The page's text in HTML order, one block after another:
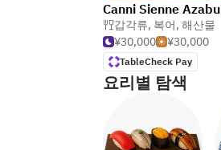
Canni Sienne Azabu
갑각류, 복어, 해산물
¥30,000
¥30,000
TableCheck Pay
요리별 탐색